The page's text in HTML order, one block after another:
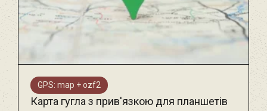
GPS: map + ozf2
Карта гугла з прив'язкою для планшетів